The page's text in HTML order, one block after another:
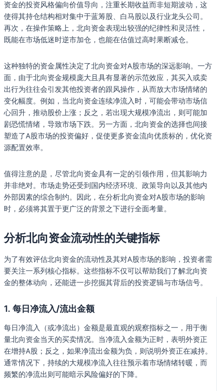
资金的投资风格偏向价值导向，注重长期收益而非短期波动，这
使得其持仓结构相对集中于蓝筹股、白马股以及行业龙头公司。
再次，在操作策略上，北向资金表现出较强的纪律性和灵活性，
既能在市场低迷时逆市加仓，也能在估值过高时果断减仓。
这种独特的资金属性决定了北向资金对A股市场的深远影响。一方
面，由于北向资金规模庞大且具有显著的示范效应，其买入或卖
出行为往往会引发其他投资者的跟风操作，从而放大市场情绪的
变化幅度。例如，当北向资金连续净流入时，可能会带动市场信
心回升，推动股价上涨；反之，若出现大规模净流出，则可能加
剧恐慌情绪，导致市场下跌。另一方面，北向资金的选择也间接
塑造了A股市场的投资偏好，促使更多资金流向优质标的，优化资
源配置效率。
值得注意的是，尽管北向资金具有一定的引领作用，但其影响力
并非绝对。市场走势还受到国内经济环境、政策导向以及其他内
外部因素的综合制约。因此，在分析北向资金对A股市场的影响
时，必须将其置于更广泛的背景之下进行全面考量。
分析北向资金流动性的关键指标
为了有效评估北向资金的流动性及其对A股市场的影响，投资者需
要关注一系列核心指标。这些指标不仅可以帮助我们了解北向资
金的整体动向，还能进一步挖掘其背后的投资逻辑与市场信号。
1. 每日净流入/流出金额
每日净流入（或净流出）金额是最直观的观察指标之一，用于衡
量北向资金当天的买卖情况。当净流入金额为正时，表明外资正
在增持A股；反之，如果净流出金额为负，则说明外资正在减持。
通常情况下，持续的大规模净流入往往预示着市场情绪转暖，而
频繁的净流出则可能暗示风险偏好的下降。